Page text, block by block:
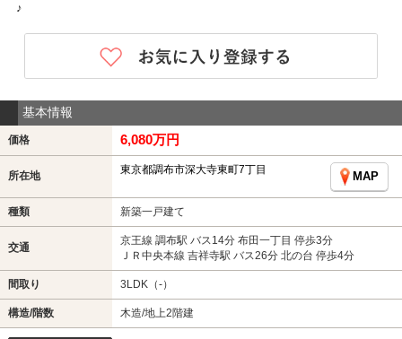
♪
基本情報
価格 6,080万円
所在地 東京都調布市深大寺東町7丁目
MAP
種類 新築一戸建て
交通
京王線 調布駅 バス14分 布田一丁目 停歩3分
ＪＲ中央本線 吉祥寺駅 バス26分 北の台 停歩4分
間取り 3LDK（-）
構造/階数 木造/地上2階建